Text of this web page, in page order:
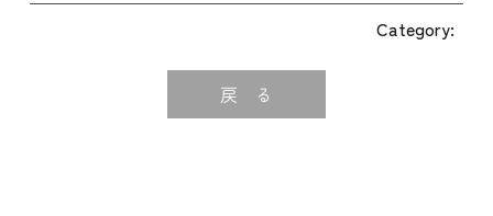
Category:
戻 る